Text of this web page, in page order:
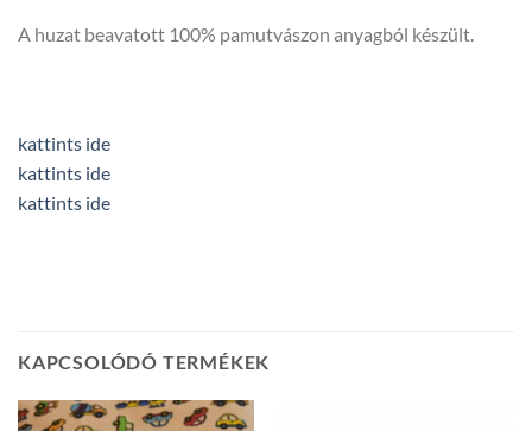
A huzat beavatott 100% pamutvászon anyagból készült.
kattints ide
kattints ide
kattints ide
KAPCSOLÓDÓ TERMÉKEK